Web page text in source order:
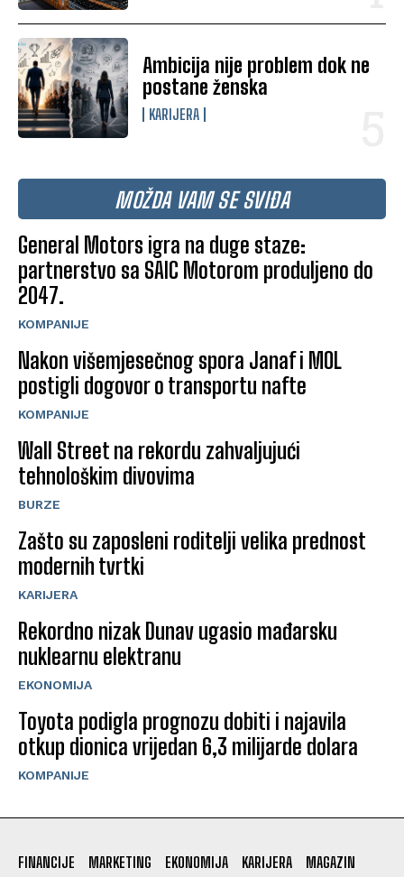
Ambicija nije problem dok ne
postane ženska
KARIJERA
MOŽDA VAM SE SVIĐA
General Motors igra na duge staze:
partnerstvo sa SAIC Motorom produljeno do
2047.
KOMPANIJE
Nakon višemjesečnog spora Janaf i MOL
postigli dogovor o transportu nafte
KOMPANIJE
Wall Street na rekordu zahvaljujući
tehnološkim divovima
BURZE
Zašto su zaposleni roditelji velika prednost
modernih tvrtki
KARIJERA
Rekordno nizak Dunav ugasio mađarsku
nuklearnu elektranu
EKONOMIJA
Toyota podigla prognozu dobiti i najavila
otkup dionica vrijedan 6,3 milijarde dolara
KOMPANIJE
FINANCIJE MARKETING EKONOMIJA KARIJERA
MAGAZIN